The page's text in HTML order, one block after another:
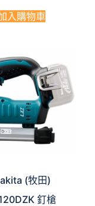
入購物車
(牧田)
釘槍